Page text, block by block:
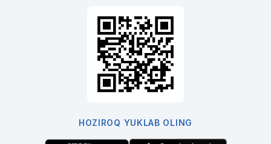
HOZIROQ YUKLAB OLING